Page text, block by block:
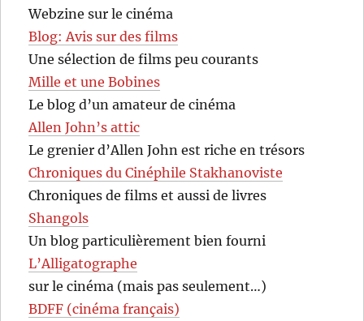
Webzine sur le cinéma
Blog: Avis sur des films
Une sélection de films peu courants
Mille et une Bobines
Le blog d’un amateur de cinéma
Allen John’s attic
Le grenier d’Allen John est riche en trésors
Chroniques du Cinéphile Stakhanoviste
Chroniques de films et aussi de livres
Shangols
Un blog particulièrement bien fourni
L’Alligatographe
sur le cinéma (mais pas seulement…)
BDFF (cinéma français)